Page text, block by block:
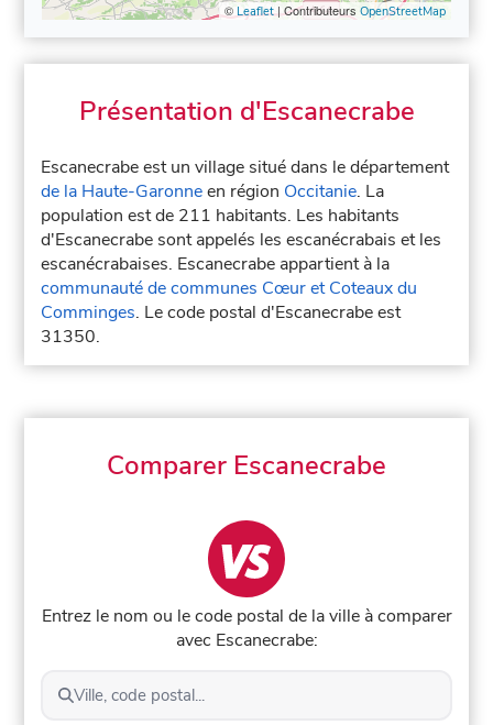
©Leaflet| Contributeurs OpenStreetMap
Présentation d'Escanecrabe
Escanecrabe est un village situé dans le département
de la Haute-Garonneen région Occitanie. La
population est de 211 habitants. Les habitants
d'Escanecrabe sont appelés les escanécrabais et les
escanécrabaises. Escanecrabe appartient à la
communauté de communes Cœur et Coteaux du
Comminges. Le code postal d'Escanecrabe est
31350.
Comparer Escanecrabe
Entrez le nom ou le code postal de la ville à comparer
avec Escanecrabe:
Ville, code postal...